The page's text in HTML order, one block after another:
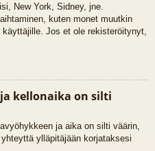
New York, Sidney, jne.
kuten monet muutkin
Jos et ole rekisteröitynyt,
kellonaika on silti
ja aika on silti väärin,
ylläpitäjään korjataksesi